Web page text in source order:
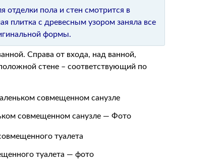
пола и стен смотрится в
плитка с древесным узором заняла все
формы.
Справа от входа, над ванной,
стене – соответствующий по
совмещенном санузле — Фото
туалета — фото